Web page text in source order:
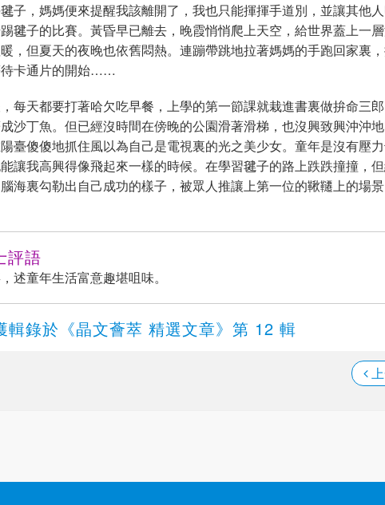
子，媽媽便來提醒我該離開了，我也只能揮揮手道別，並讓其他
毽子的比賽。黃昏早已離去，晚霞悄悄爬上天空，給世界蓋上一
，但夏天的夜晚也依舊悶熱。連蹦帶跳地拉著媽媽的手跑回家裏
待卡通片的開始……
每天都要打著哈欠吃早餐，上學的第一節課就栽進書裏做拚命三
沙丁魚。但已經沒時間在傍晚的公園滑著滑梯，也沒興致興沖沖
臺傻傻地抓住風以為自己是電視裏的光之美少女。童年是沒有壓
讓我高興得像飛起來一樣的時候。在學習毽子的路上跌跌撞撞，
海裏勾勒出自己成功的樣子，被眾人推讓上第一位的鞦韆上的場
評語
述童年生活富意趣堪咀味。
輯錄於 《晶文薈萃 精選文章》 第 12 輯